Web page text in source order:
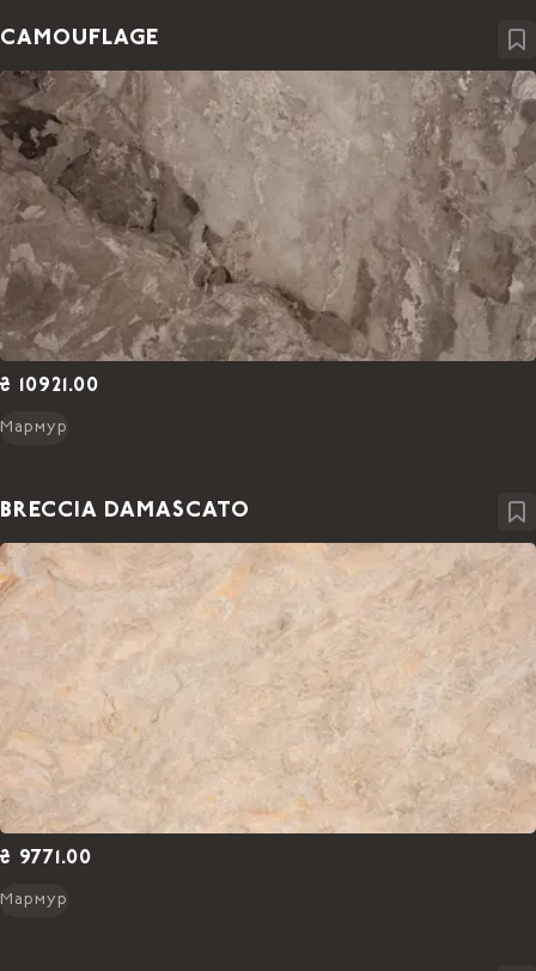
CAMOUFLAGE
₴ 10921.00
Мармур
BRECCIA DAMASCATO
₴ 9771.00
Мармур